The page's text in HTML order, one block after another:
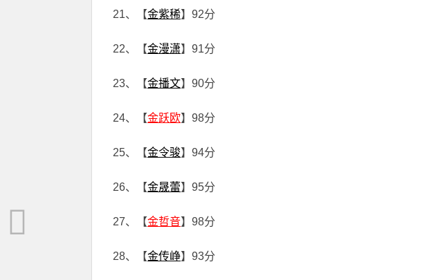
21、【金紫稀】92分
22、【金漫潇】91分
23、【金播文】90分
24、【金跃欧】98分
25、【金令骏】94分
26、【金晟蕾】95分
27、【金哲音】98分
28、【金传峥】93分